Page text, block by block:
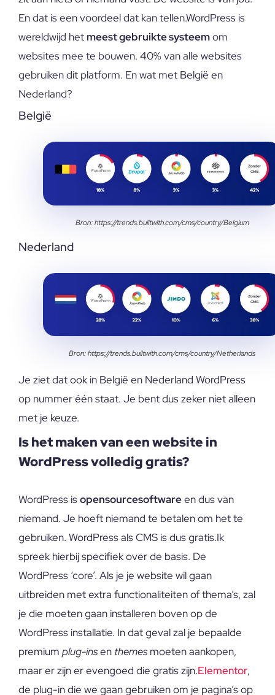
En dat is een voordeel dat kan tellen.WordPress is
wereldwijd het meest gebruikte systeemom
websites mee te bouwen. 40% van alle websites
gebruiken dit platform. En wat met België en
Nederland?
België
Bron: https://trends.builtwith.com/cms/country/Belgium
Nederland
Bron: https://trends.builtwith.com/cms/country/Netherlands
Je ziet dat ook in België en Nederland WordPress
op nummer één staat. Je bent dus zeker niet alleen
met je keuze.
Is het maken van een website in
WordPress volledig gratis?
WordPress isopensourcesoftwareen dus van
niemand. Je hoeft niemand te betalen om het te
gebruiken. WordPress als CMS is dus gratis.Ik
spreek hierbij specifiek over de basis. De
WordPress ‘core’. Als je je website wil gaan
uitbreiden met extra functionaliteiten of thema’s, zal
je die moeten gaan installeren boven op de
WordPress installatie. In dat geval zal je bepaalde
premium plug-insen themes moeten aankopen,
maar er zijn er evengoed die gratis zijn.Elementor,
de plug-in die we gaan gebruiken om je pagina’s op